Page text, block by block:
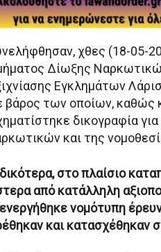
χθες (18-05-
Δίωξης
Εγκλημάτων
βάρος των οποίων, καθώς
δικογραφία
και της
στο πλαίσιο
από κατάλληλη
νομότυπη
και κατασχέθηκαν